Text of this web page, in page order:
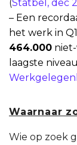
(Statbel, dec
– Een
het werk in
464.000
laagste
Waarnaar
Wie op zoek